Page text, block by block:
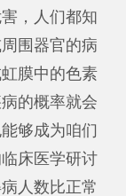
，人们都知
围器官的病
膜中的色素
的概率就会
够成为咱们
床医学研讨
人数比正常